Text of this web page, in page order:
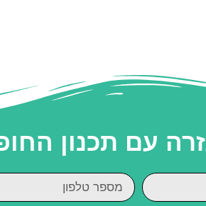
עם תכנון